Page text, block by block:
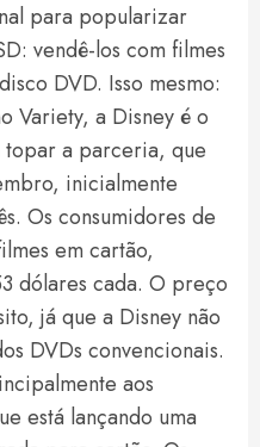
para popularizar
vendê-los com filmes
DVD. Isso mesmo:
Variety, a Disney é o
a parceria, que
inicialmente
Os consumidores de
em cartão,
dólares cada. O preço
já que a Disney não
DVDs convencionais.
aos
está lançando uma